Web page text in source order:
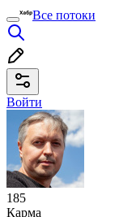
Все потоки
Войти
185
Карма